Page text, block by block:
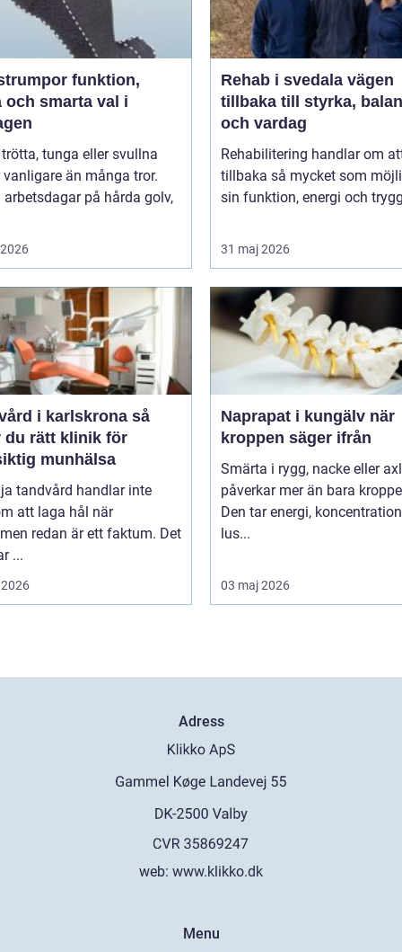
funktion,
och smarta val i
tunga eller svullna
vanligare än många tror.
arbetsdagar på hårda golv,
Rehab i svedala vägen
tillbaka till styrka,
och vardag
Rehabilitering handlar om
tillbaka så mycket som
sin funktion, energi och
31 maj 2026
i karlskrona så
du rätt klinik för
munhälsa
tandvård handlar inte
att laga hål när
redan är ett faktum. Det
...
Naprapat i kungälv när
kroppen säger ifrån
Smärta i rygg, nacke eller
påverkar mer än bara
Den tar energi,
lus...
03 maj 2026
Adress
web: www.klikko.dk
Menu